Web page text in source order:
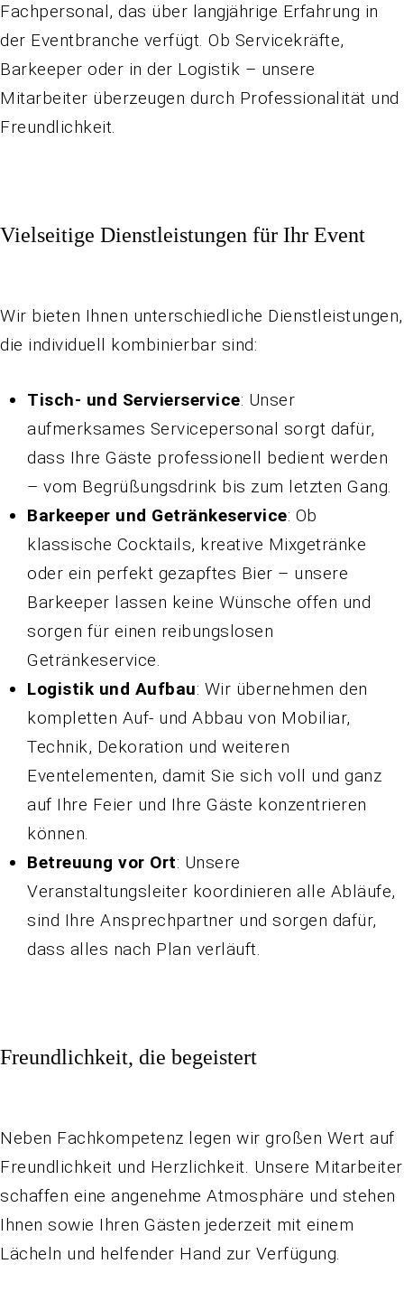
Fachpersonal, das über langjährige Erfahrung in
der Eventbranche verfügt. Ob Servicekräfte,
Barkeeper oder in der Logistik – unsere
Mitarbeiter überzeugen durch Professionalität und
Freundlichkeit.
Vielseitige Dienstleistungen für Ihr Event
Wir bieten Ihnen unterschiedliche Dienstleistungen,
die individuell kombinierbar sind:
Tisch- und Servierservice: Unser
aufmerksames Servicepersonal sorgt dafür,
dass Ihre Gäste professionell bedient werden
– vom Begrüßungsdrink bis zum letzten Gang.
Barkeeper und Getränkeservice: Ob
klassische Cocktails, kreative Mixgetränke
oder ein perfekt gezapftes Bier – unsere
Barkeeper lassen keine Wünsche offen und
sorgen für einen reibungslosen
Getränkeservice.
Logistik und Aufbau: Wir übernehmen den
kompletten Auf- und Abbau von Mobiliar,
Technik, Dekoration und weiteren
Eventelementen, damit Sie sich voll und ganz
auf Ihre Feier und Ihre Gäste konzentrieren
können.
Betreuung vor Ort: Unsere
Veranstaltungsleiter koordinieren alle Abläufe,
sind Ihre Ansprechpartner und sorgen dafür,
dass alles nach Plan verläuft.
Freundlichkeit, die begeistert
Neben Fachkompetenz legen wir großen Wert auf
Freundlichkeit und Herzlichkeit. Unsere Mitarbeiter
schaffen eine angenehme Atmosphäre und stehen
Ihnen sowie Ihren Gästen jederzeit mit einem
Lächeln und helfender Hand zur Verfügung.